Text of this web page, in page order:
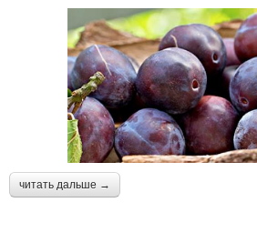
читать дальше →